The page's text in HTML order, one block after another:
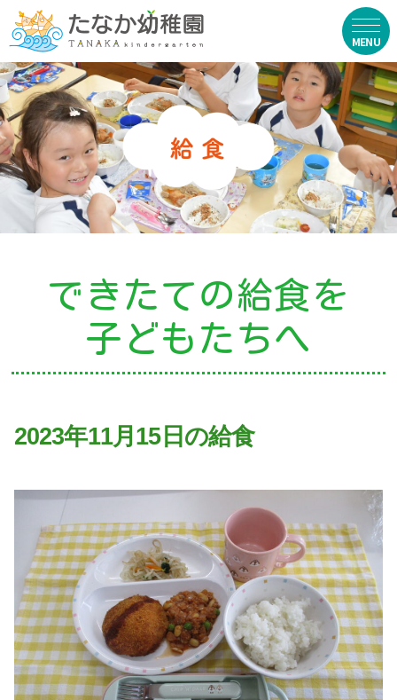
在園生向け
・資料ダウンロード
・園からのお便り
・動画
お知らせ
・ニュース
・ブログ
・園の特色
・年間行事
・自慢の給食
・アクセス
入園案内
子育て支援
未就園児教室
できたての給食を
子どもたちへ
2023年11月15日の給食